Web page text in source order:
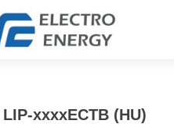
LIP-xxxxECTB (HU)